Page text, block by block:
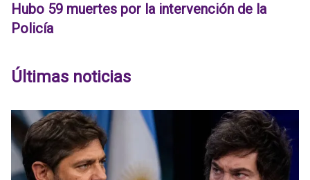
Hubo 59 muertes por la intervención de la
Policía
Últimas noticias